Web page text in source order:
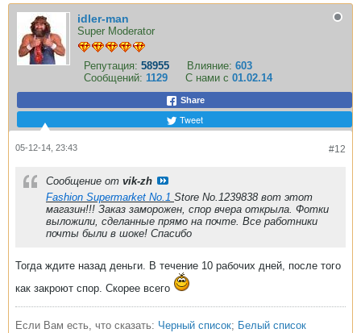
idler-man
Super Moderator
Репутация: 58955 Влияние: 603
Сообщений: 1129 С нами с 01.02.14
Share
Tweet
#12
05-12-14, 23:43
Сообщение от vik-zh
Fashion Supermarket No.1 Store No.1239838 вот этот
магазин!!! Заказ заморожен, спор вчера открыла. Фотки
выложили, сделанные прямо на почте. Все работники
почты были в шоке! Спасибо
Тогда ждите назад деньги. В течение 10 рабочих дней, после того
как закроют спор. Скорее всего
Если Вам есть, что сказать: Черный список; Белый список